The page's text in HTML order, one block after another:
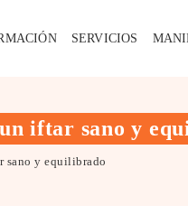
SERVICIOS
iftar sano y
sano y equilibrado